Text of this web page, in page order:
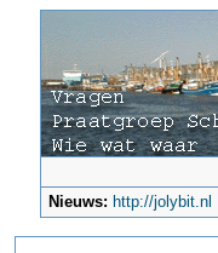
Nieuws: http://jolybit.nl